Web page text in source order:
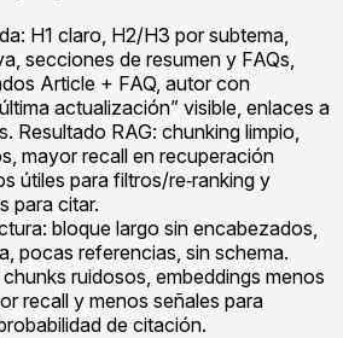
H1 claro, H2/H3 por subtema,
secciones de resumen y FAQs,
Article + FAQ, autor con
actualización” visible, enlaces a
Resultado RAG: chunking limpio,
mayor recall en recuperación
útiles para filtros/re‑ranking y
para citar.
bloque largo sin encabezados,
pocas referencias, sin schema.
ruidosos, embeddings menos
recall y menos señales para
de citación.